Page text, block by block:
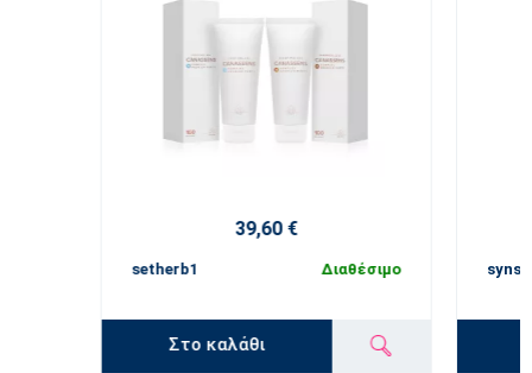
39,60 €
setherb1 Διαθέσιμο
Στο καλάθι